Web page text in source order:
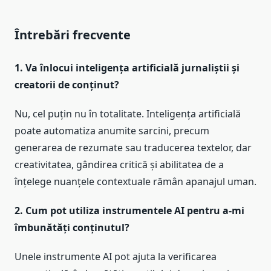
Întrebări frecvente
1. Va înlocui inteligența artificială jurnaliștii și
creatorii de conținut?
Nu, cel puțin nu în totalitate. Inteligența artificială
poate automatiza anumite sarcini, precum
generarea de rezumate sau traducerea textelor, dar
creativitatea, gândirea critică și abilitatea de a
înțelege nuanțele contextuale rămân apanajul uman.
2. Cum pot utiliza instrumentele AI pentru a-mi
îmbunătăți conținutul?
Unele instrumente AI pot ajuta la verificarea